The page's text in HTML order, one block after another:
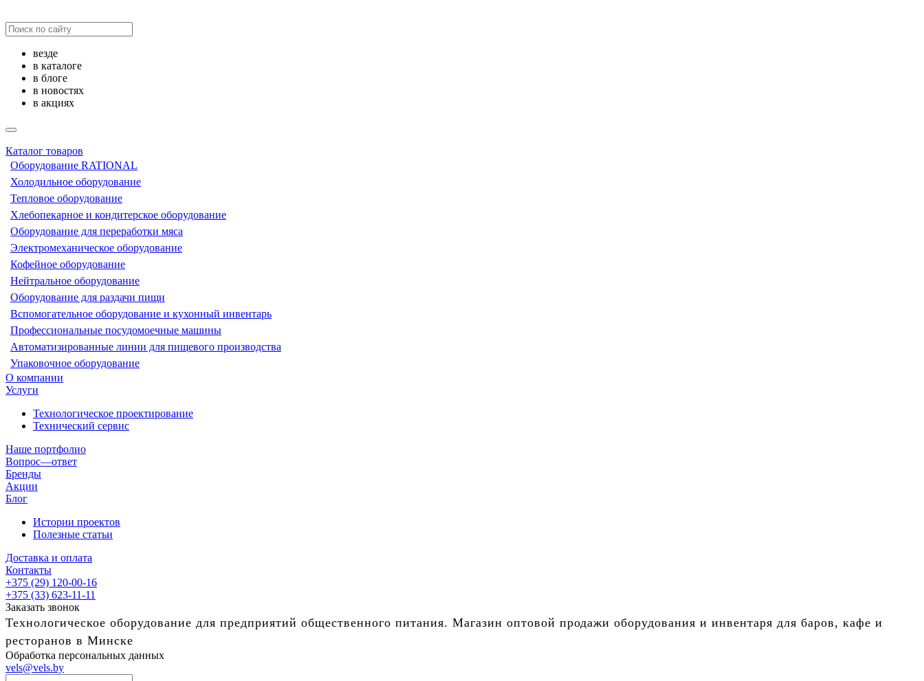
везде
в каталоге
в блоге
в новостях
в акциях
Каталог товаров
Оборудование RATIONAL
Холодильное оборудование
Тепловое оборудование
Хлебопекарное и кондитерское оборудование
Оборудование для переработки мяса
Электромеханическое оборудование
Кофейное оборудование
Нейтральное оборудование
Оборудование для раздачи пищи
Вспомогательное оборудование и кухонный инвентарь
Профессиональные посудомоечные машины
Автоматизированные линии для пищевого производства
Упаковочное оборудование
О компании
Услуги
Технологическое проектирование
Технический сервис
Наше портфолио
Вопрос—ответ
Бренды
Акции
Блог
Истории проектов
Полезные статьи
Доставка и оплата
Контакты
+375 (29) 120-00-16
+375 (33) 623-11-11
Заказать звонок
Технологическое оборудование для предприятий общественного питания. Магазин оптовой продажи оборудования и инвентаря для баров, кафе и
ресторанов в Минске
Обработка персональных данных
vels@vels.by